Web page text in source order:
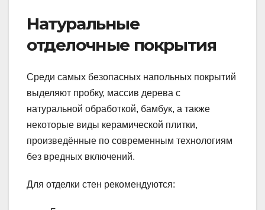
Натуральные
отделочные покрытия
Среди самых безопасных напольных покрытий
выделяют пробку, массив дерева с
натуральной обработкой, бамбук, а также
некоторые виды керамической плитки,
произведённые по современным технологиям
без вредных включений.
Для отделки стен рекомендуются: